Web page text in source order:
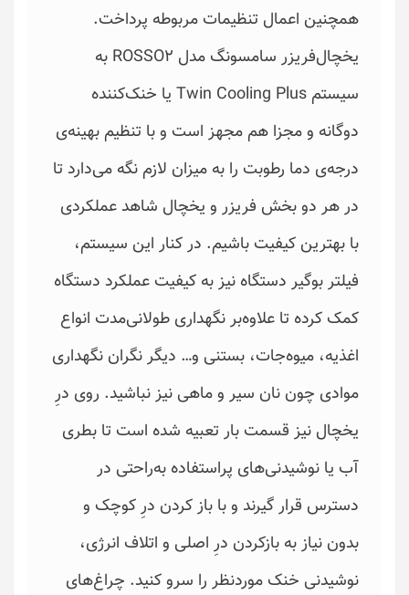
همچنین اعمال تنظیمات مربوطه پرداخت.
یخچال‌فریزر سامسونگ مدل ROSSO2 به
سیستم Twin Cooling Plus یا خنک‌کننده
دوگانه و مجزا هم مجهز است و با تنظیم بهینه‌ی
درجه‌ی دما رطوبت را به میزان لازم نگه می‌دارد تا
در هر دو بخش فریزر و یخچال شاهد عملکردی
با بهترین کیفیت باشیم. در کنار این سیستم،
فیلتر بوگیر دستگاه نیز به کیفیت عملکرد دستگاه
کمک کرده تا علاوه‌بر نگهداری طولانی‌مدت انواع
اغذیه، میوه‌جات، بستنی و… دیگر نگران نگهداری
موادی چون نان سیر و ماهی نیز نباشید. روی درِ
یخچال نیز قسمت بار تعبیه‌ شده است تا بطری
آب یا نوشیدنی‌های پراستفاده به‌راحتی در
دسترس قرار گیرند و با باز کردن درِ کوچک و
بدون نیاز به بازکردن درِ اصلی و اتلاف انرژی،
نوشیدنی خنک موردنظر را سرو کنید. چراغ‌های